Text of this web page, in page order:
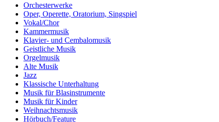
Orchesterwerke
Oper, Operette, Oratorium, Singspiel
Vokal/Chor
Kammermusik
Klavier- und Cembalomusik
Geistliche Musik
Orgelmusik
Alte Musik
Jazz
Klassische Unterhaltung
Musik für Blasinstrumente
Musik für Kinder
Weihnachtsmusik
Hörbuch/Feature